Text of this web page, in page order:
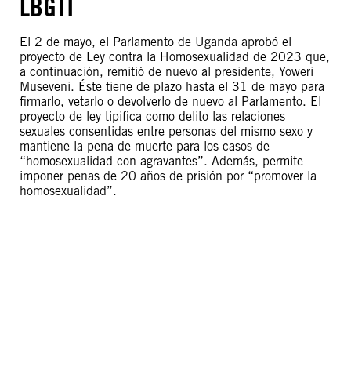
LBGTI
El 2 de mayo, el Parlamento de Uganda aprobó el
proyecto de Ley contra la Homosexualidad de 2023 que,
a continuación, remitió de nuevo al presidente, Yoweri
Museveni. Éste tiene de plazo hasta el 31 de mayo para
firmarlo, vetarlo o devolverlo de nuevo al Parlamento. El
proyecto de ley tipifica como delito las relaciones
sexuales consentidas entre personas del mismo sexo y
mantiene la pena de muerte para los casos de
“homosexualidad con agravantes”. Además, permite
imponer penas de 20 años de prisión por “promover la
homosexualidad”.